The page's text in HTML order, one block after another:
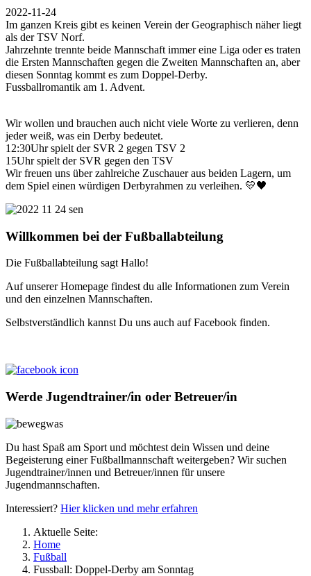
2022-11-24
Im ganzen Kreis gibt es keinen Verein der Geographisch näher liegt
als der TSV Norf.
Jahrzehnte trennte beide Mannschaft immer eine Liga oder es traten
die Ersten Mannschaften gegen die Zweiten Mannschaften an, aber
diesen Sonntag kommt es zum Doppel-Derby.
Fussballromantik am 1. Advent.
Wir wollen und brauchen auch nicht viele Worte zu verlieren, denn
jeder weiß, was ein Derby bedeutet.
12:30Uhr spielt der SVR 2 gegen TSV 2
15Uhr spielt der SVR gegen den TSV
Wir freuen uns über zahlreiche Zuschauer aus beiden Lagern, um
dem Spiel einen würdigen Derbyrahmen zu verleihen. 💛🖤
Willkommen bei der Fußballabteilung
Die Fußballabteilung sagt Hallo!
Auf unserer Homepage findest du alle Informationen zum Verein
und den einzelnen Mannschaften.
Selbstverständlich kannst Du uns auch auf Facebook finden.
Werde Jugendtrainer/in oder Betreuer/in
Du hast Spaß am Sport und möchtest dein Wissen und deine
Begeisterung einer Fußballmannschaft weitergeben? Wir suchen
Jugendtrainer/innen und Betreuer/innen für unsere
Jugendmannschaften.
Interessiert? Hier klicken und mehr erfahren
Aktuelle Seite:
Home
Fußball
Fussball: Doppel-Derby am Sonntag